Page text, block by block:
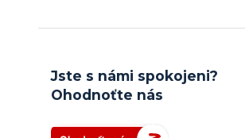
Jste s námi spokojeni?
Ohodnoťte nás